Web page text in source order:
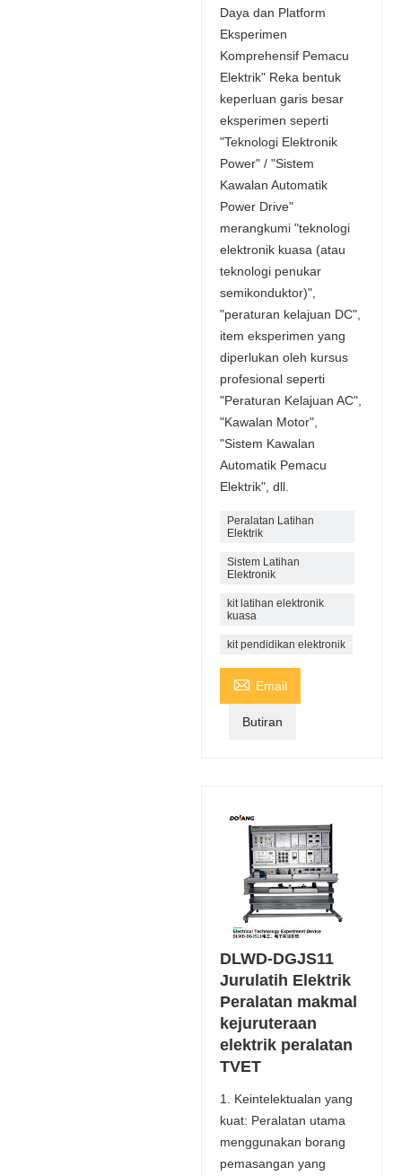
Daya dan Platform
Eksperimen
Komprehensif Pemacu
Elektrik" Reka bentuk
keperluan garis besar
eksperimen seperti
"Teknologi Elektronik
Power" / "Sistem
Kawalan Automatik
Power Drive"
merangkumi "teknologi
elektronik kuasa (atau
teknologi penukar
semikonduktor)",
"peraturan kelajuan DC",
item eksperimen yang
diperlukan oleh kursus
profesional seperti
"Peraturan Kelajuan AC",
"Kawalan Motor",
"Sistem Kawalan
Automatik Pemacu
Elektrik", dll.
Peralatan Latihan
Elektrik
Sistem Latihan
Elektronik
kit latihan elektronik
kuasa
kit pendidikan elektronik
 Email
Butiran
DLWD-DGJS11
Jurulatih Elektrik
Peralatan makmal
kejuruteraan
elektrik peralatan
TVET
1. Keintelektualan yang
kuat: Peralatan utama
menggunakan borang
pemasangan yang